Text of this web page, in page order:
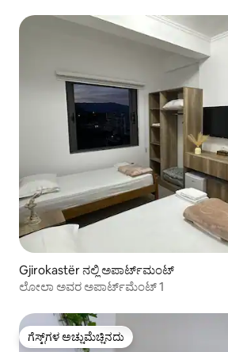
Gjirokastër ನಲ್ಲಿ ಅಪಾರ್ಟ್‌ಮಂಟ್
ಲೋಲಾ ಅವರ ಅಪಾರ್ಟ್‌ಮೆಂಟ್ 1
ಗೆಸ್ಟ್‌ಗಳ ಅಚ್ಚುಮೆಚ್ಚಿನದು
ಗೆಸ್ಟ್‌ಗಳ ಅಚ್ಚುಮೆಚ್ಚಿನದು